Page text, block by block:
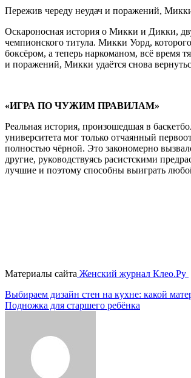
Пережив череду неудач и поражений, Микки
Оскароносная история о Микки и Дикки,
чемпионского титула. Микки Уорд,
боксёром, а теперь наркоманом, всё время
и поражений, Микки удаётся снова
«ИГРА ПО ЧУЖИМ ПРАВИЛАМ»
Реальная история, произошедшая в
университета мог только отчаянный
полностью чёрной. Это закономерно
другие, руководствуясь расистскими
лучшие и поэтому способны выиграть
Материалы сайта Женский журнал Клео.Ру
Навигация
по
Выбираем дизайн стен на кухне: какой
Подножка для старшего ребёнка